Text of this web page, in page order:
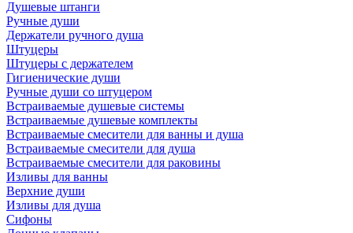
Душевые штанги
Ручные души
Держатели ручного душа
Штуцеры
Штуцеры с держателем
Гигиенические души
Ручные души со штуцером
Встраиваемые душевые системы
Встраиваемые душевые комплекты
Встраиваемые смесители для ванны и душа
Встраиваемые смесители для душа
Встраиваемые смесители для раковины
Изливы для ванны
Верхние души
Изливы для душа
Сифоны